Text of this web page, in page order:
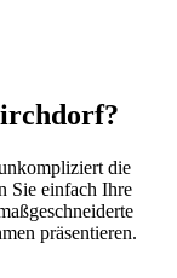
die
Sie einfach Ihre
präsentieren.